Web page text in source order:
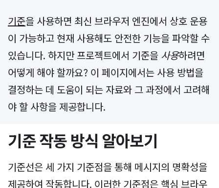
기준을 사용하면 최신 브라우저 엔진에서 상호 운용
이 가능하고 현재 사용해도 안전한 기능을 파악할 수
있습니다. 하지만 프로젝트에서 기준을 사용하려면
어떻게 해야 할까요? 이 페이지에서는 사용 방법을
결정하는 데 도움이 되는 자료와 그 과정에서 고려해
야 할 사항을 제공합니다.
기준 작동 방식 알아보기
기준선은 세 가지 기준점을 통해 메시지의 명확성을
제공하여 작동합니다. 이러한 기준점은 핵심 브라우